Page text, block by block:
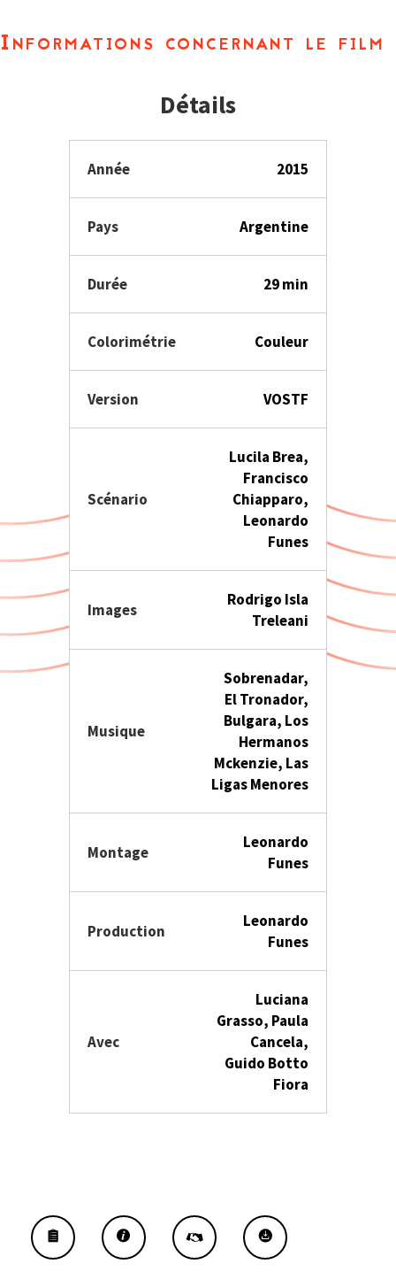
Informations concernant le film
Détails
Année 2015
Pays Argentine
Durée 29 min
Colorimétrie Couleur
Version VOSTF
Scénario
Lucila Brea,
Francisco
Chiapparo,
Leonardo
Funes
Images
Rodrigo Isla
Treleani
Musique
Sobrenadar,
El Tronador,
Bulgara, Los
Hermanos
Mckenzie, Las
Ligas Menores
Montage
Leonardo
Funes
Production
Leonardo
Funes
Avec
Luciana
Grasso, Paula
Cancela,
Guido Botto
Fiora